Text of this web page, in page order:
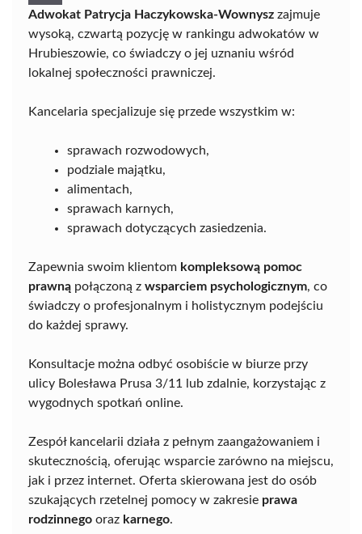
Adwokat Patrycja Haczykowska-Wownysz zajmuje
wysoką, czwartą pozycję w rankingu adwokatów w
Hrubieszowie, co świadczy o jej uznaniu wśród
lokalnej społeczności prawniczej.
Kancelaria specjalizuje się przede wszystkim w:
sprawach rozwodowych,
podziale majątku,
alimentach,
sprawach karnych,
sprawach dotyczących zasiedzenia.
Zapewnia swoim klientom kompleksową pomoc
prawną połączoną z wsparciem psychologicznym, co
świadczy o profesjonalnym i holistycznym podejściu
do każdej sprawy.
Konsultacje można odbyć osobiście w biurze przy
ulicy Bolesława Prusa 3/11 lub zdalnie, korzystając z
wygodnych spotkań online.
Zespół kancelarii działa z pełnym zaangażowaniem i
skutecznością, oferując wsparcie zarówno na miejscu,
jak i przez internet. Oferta skierowana jest do osób
szukających rzetelnej pomocy w zakresie prawa
rodzinnego oraz karnego.